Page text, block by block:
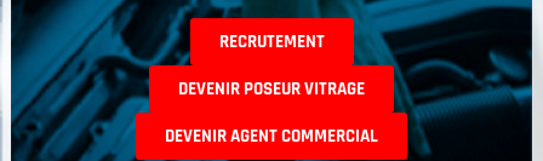
RECRUTEMENT
DEVENIR POSEUR VITRAGE
DEVENIR AGENT COMMERCIAL